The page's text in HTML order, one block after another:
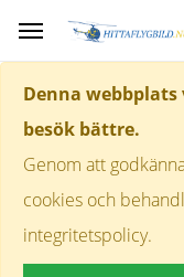
Denna
besök bättre.
Genom att
cookies och
integritetspolicy.